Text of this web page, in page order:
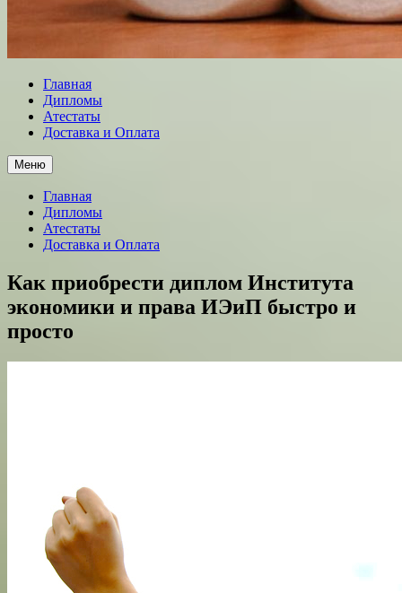
Главная
Дипломы
Атестаты
Доставка и Оплата
Меню
Главная
Дипломы
Атестаты
Доставка и Оплата
Как приобрести диплом Института
экономики и права ИЭиП быстро и
просто